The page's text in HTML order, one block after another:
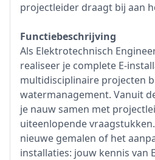
projectleider draagt bij aan
Functiebeschrijving
Als Elektrotechnisch
realiseer je complete
multidisciplinaire projecten
watermanagement. Vanuit
je nauw samen met
uiteenlopende
nieuwe gemalen of het
installaties: jouw kennis van